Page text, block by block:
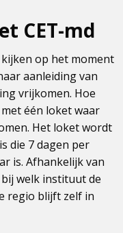
CET-md
op het moment
aanleiding van
vrijkomen. Hoe
één loket waar
Het loket wordt
die 7 dagen per
is. Afhankelijk van
welk instituut de
regio blijft zelf in